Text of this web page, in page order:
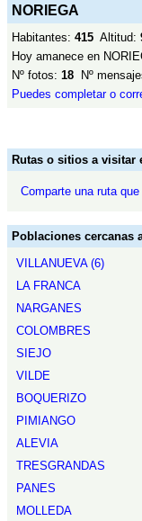
NORIEGA
Habitantes: 415 Altitud:
Hoy amanece en
Nº fotos: 18 Nº
Puedes completar o
Rutas o sitios a visitar
Comparte una ruta
Poblaciones cercanas
VILLANUEVA (6)
LA FRANCA
NARGANES
COLOMBRES
SIEJO
VILDE
BOQUERIZO
PIMIANGO
ALEVIA
TRESGRANDAS
PANES
MOLLEDA